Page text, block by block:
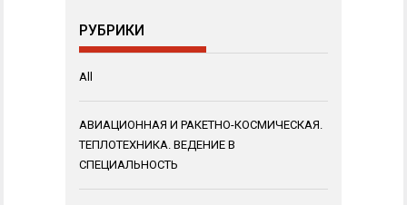
РУБРИКИ
All
АВИАЦИОННАЯ И РАКЕТНО-КОСМИЧЕСКАЯ.
ТЕПЛОТЕХНИКА. ВЕДЕНИЕ В
СПЕЦИАЛЬНОСТЬ